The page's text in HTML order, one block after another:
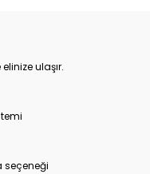
ulaşır.
seçeneği